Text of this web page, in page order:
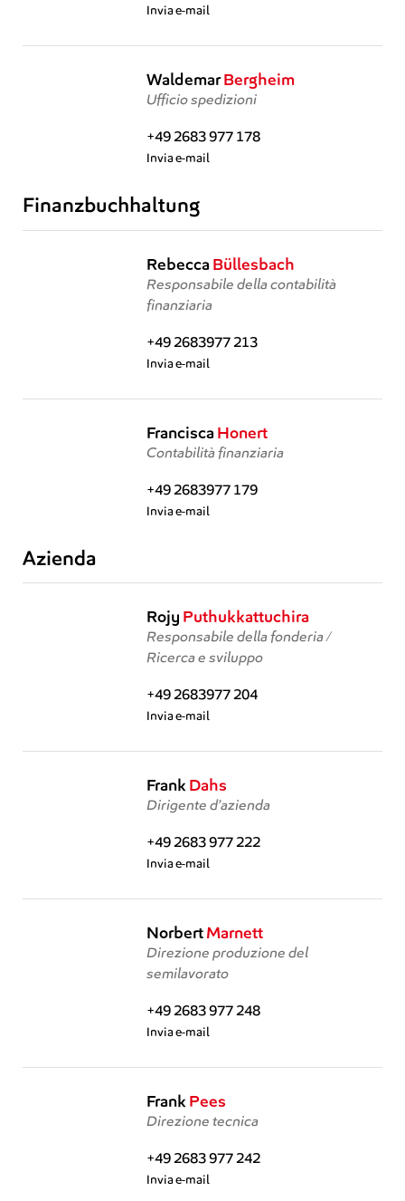
Invia e-mail
WaldemarBergheim
Ufficio spedizioni
+49 2683 977 178
Invia e-mail
Finanzbuchhaltung
Rebecca Büllesbach
Responsabile della contabilità
finanziaria
+49 2683977 213
Invia e-mail
Francisca Honert
Contabilità finanziaria
+49 2683977 179
Invia e-mail
Azienda
Rojy Puthukkattuchira
Responsabile della fonderia /
Ricerca e sviluppo
+49 2683977 204
Invia e-mail
Frank Dahs
Dirigente d’azienda
+49 2683 977 222
Invia e-mail
Norbert Marnett
Direzione produzione del
semilavorato
+49 2683 977 248
Invia e-mail
Frank Pees
Direzione tecnica
+49 2683 977 242
Invia e-mail